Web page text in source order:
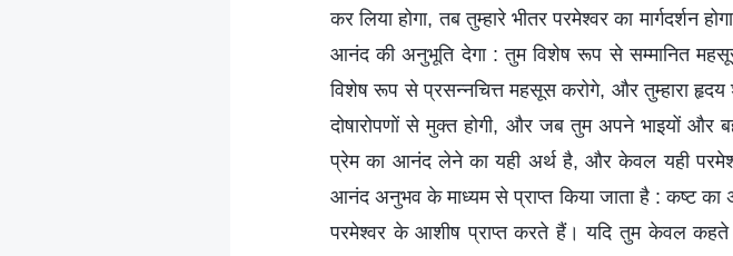
कर लिया होगा, तब तुम्हारे भीतर परमेश्वर का मार्गदर्शन
आनंद की अनुभूति देगा : तुम विशेष रूप से सम्मानित
विशेष रूप से प्रसन्नचित्त महसूस करोगे, और तुम्हारा हृदय
दोषारोपणों से मुक्त होगी, और जब तुम अपने भाइयों और
प्रेम का आनंद लेने का यही अर्थ है, और केवल यही
आनंद अनुभव के माध्यम से प्राप्त किया जाता है : कष्ट
परमेश्वर के आशीष प्राप्त करते हैं। यदि तुम केवल कहते